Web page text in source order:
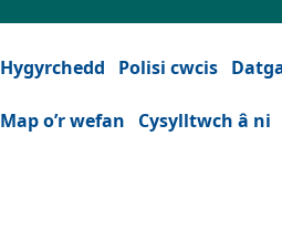
Hygyrchedd Polisi cwcis
Map o’r wefan Cysylltwch â ni